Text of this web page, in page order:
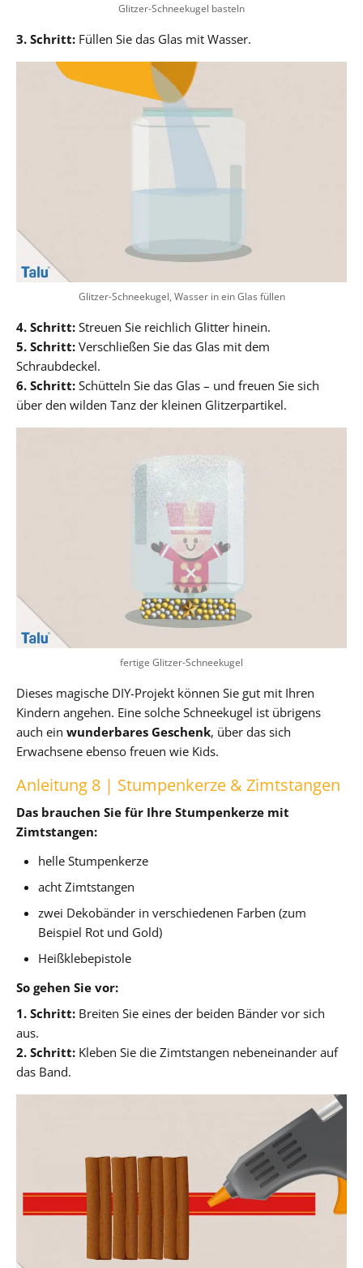
Glitzer-Schneekugel basteln
3. Schritt: Füllen Sie das Glas mit Wasser.
Glitzer-Schneekugel, Wasser in ein Glas füllen
4. Schritt: Streuen Sie reichlich Glitter hinein.
5. Schritt: Verschließen Sie das Glas mit dem
Schraubdeckel.
6. Schritt: Schütteln Sie das Glas – und freuen Sie sich
über den wilden Tanz der kleinen Glitzerpartikel.
fertige Glitzer-Schneekugel
Dieses magische DIY-Projekt können Sie gut mit Ihren
Kindern angehen. Eine solche Schneekugel ist übrigens
auch ein wunderbares Geschenk, über das sich
Erwachsene ebenso freuen wie Kids.
Anleitung 8 | Stumpenkerze & Zimtstangen
Das brauchen Sie für Ihre Stumpenkerze mit
Zimtstangen:
helle Stumpenkerze
acht Zimtstangen
zwei Dekobänder in verschiedenen Farben (zum
Beispiel Rot und Gold)
Heißklebepistole
So gehen Sie vor:
1. Schritt: Breiten Sie eines der beiden Bänder vor sich
aus.
2. Schritt: Kleben Sie die Zimtstangen nebeneinander auf
das Band.